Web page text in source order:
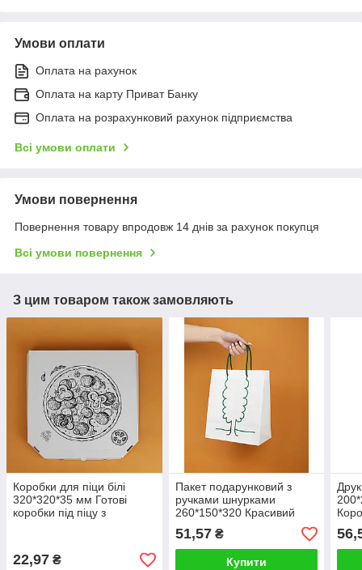
Умови оплати
Оплата на рахунок
Оплата на карту Приват Банку
Оплата на розрахунковий рахунок підприємства
Всі умови оплати
Умови повернення
Повернення товару впродовж 14 днів за рахунок покупця
Всі умови повернення
З цим товаром також замовляють
Коробки для піци білі
320*320*35 мм Готові
коробки під піцу з
22,97 ₴
Пакет подарунковий з
ручками шнурками
260*150*320 Красивий
пакет для подарунка
"Дерево"
51,57₴
Купити